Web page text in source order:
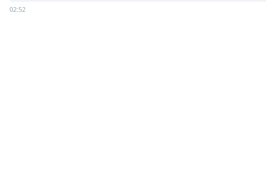
02:52